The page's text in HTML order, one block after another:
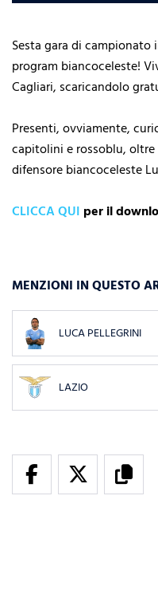
Sesta gara di campionato
program biancoceleste!
Cagliari, scaricandolo
Presenti, ovviamente,
capitolini e rossoblu,
difensore biancoceleste
CLICCA QUI per il
MENZIONI IN QUESTO
LUCA PELLEGRINI
LAZIO